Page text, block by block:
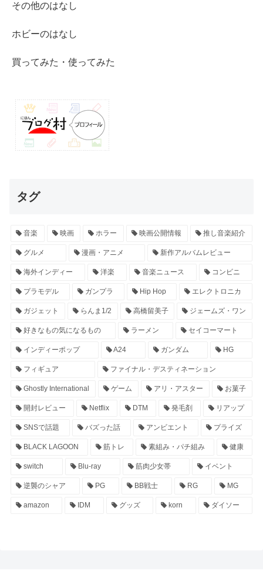
その他のはなし
ホビーのはなし
買ってみた・使ってみた
タグ
音楽 映画 ホラー 映画公開情報 推し音楽紹介
グルメ 漫画・アニメ 新作アルバムレビュー
海外インディー 洋楽 音楽ニュース コンビニ
プラモデル ガンプラ Hip Hop エレクトロニカ
ガジェット らんま1/2 高橋留美子 ジェームズ・ワン
好きなもの気になるもの ラーメン セイコーマート
インディーポップ A24 ガンダム HG
フィギュア ファイナル・デスティネーション
Ghostly International ゲーム アリ・アスター お菓子
開封レビュー Netflix DTM 発毛剤 リアップ
SNSで話題 バズった話 アンビエント プライズ
BLACK LAGOON 筋トレ 素組み・パチ組み 健康
switch Blu-ray 筋肉少女帯 イベント
逆襲のシャア PG BB戦士 RG MG
amazon IDM グッズ korn ダイソー